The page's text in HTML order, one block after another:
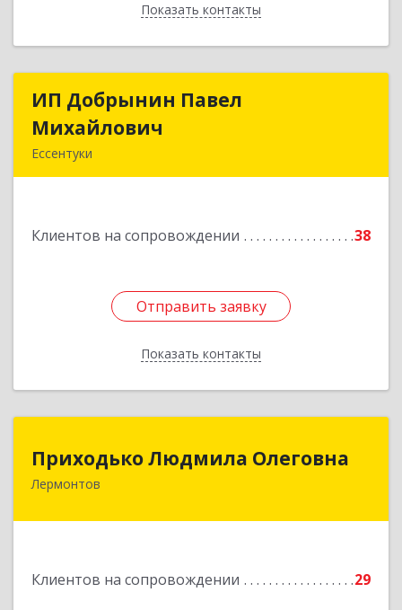
Показать контакты
Назад
ИП Добрынин Павел
Михайлович
Ессентуки
Клиентов на сопровождении 38
Отправить заявку
Показать контакты
ИП Добрынин Павел
Отправить заявку
Назад
Приходько Людмила Олеговна
Лермонтов
Клиентов на сопровождении 29
357341, Лермонтов г, П.Лумумбы ул, дом №